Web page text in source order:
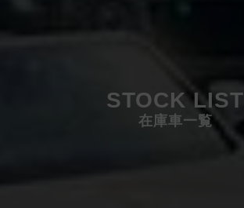
STOCK LIST
在庫車一覧